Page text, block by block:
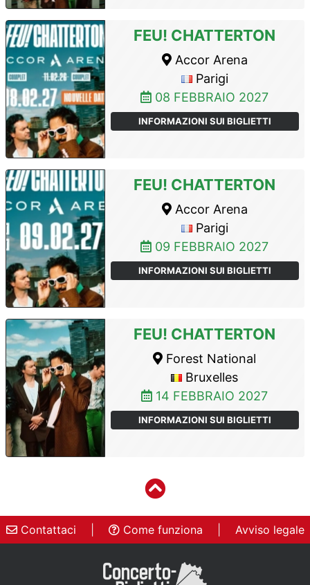
FEU! CHATTERTON
Accor Arena
Parigi
08 FEBBRAIO 2027
INFORMAZIONI SUI BIGLIETTI
FEU! CHATTERTON
Accor Arena
Parigi
09 FEBBRAIO 2027
INFORMAZIONI SUI BIGLIETTI
FEU! CHATTERTON
Forest National
Bruxelles
14 FEBBRAIO 2027
INFORMAZIONI SUI BIGLIETTI
Contattaci Come funziona Avviso legale